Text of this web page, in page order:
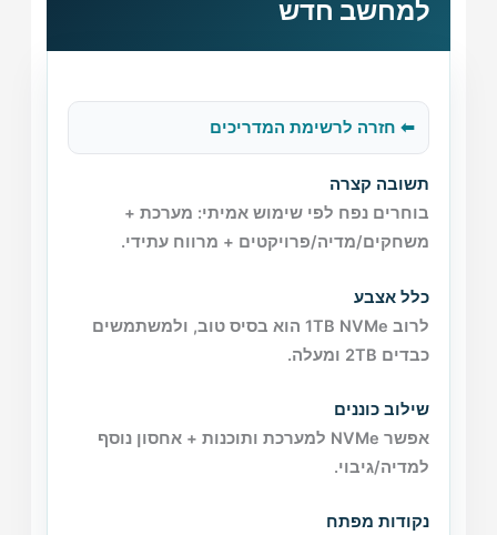
למחשב חדש
⬅ חזרה לרשימת המדריכים
תשובה קצרה
בוחרים נפח לפי שימוש אמיתי: מערכת +
משחקים/מדיה/פרויקטים + מרווח עתידי.
כלל אצבע
לרוב 1TB NVMe הוא בסיס טוב, ולמשתמשים
כבדים 2TB ומעלה.
שילוב כוננים
אפשר NVMe למערכת ותוכנות + אחסון נוסף
למדיה/גיבוי.
נקודות מפתח